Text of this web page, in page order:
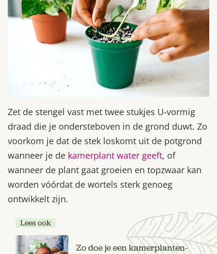
Zet de stengel vast met twee stukjes U-vormig
draad die je ondersteboven in de grond duwt. Zo
voorkom je dat de stek loskomt uit de potgrond
wanneer je de kamerplant water geeft, of
wanneer de plant gaat groeien en topzwaar kan
worden vóórdat de wortels sterk genoeg
ontwikkelt zijn.
Lees ook
Zo doe je een kamerplanten-